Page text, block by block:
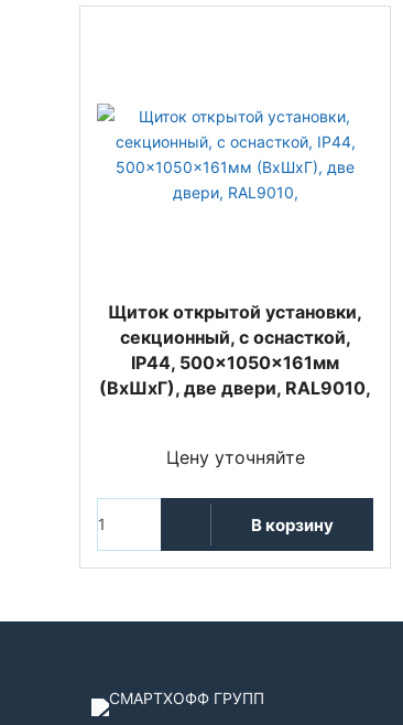
Щиток открытой установки,
секционный, с оснасткой,
IP44, 500x1050x161мм
(ВхШхГ), две двери, RAL9010,
Цену уточняйте
В корзину